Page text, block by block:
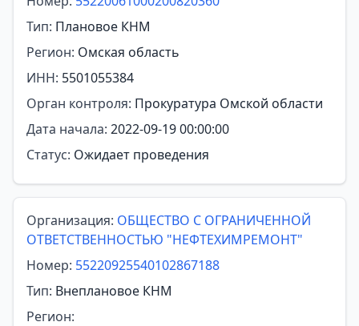
Тип: Плановое КНМ
Регион: Омская область
ИНН: 5501055384
Орган контроля: Прокуратура Омской области
Дата начала: 2022-09-19 00:00:00
Статус: Ожидает проведения
Организация: ОБЩЕСТВО С ОГРАНИЧЕННОЙ
ОТВЕТСТВЕННОСТЬЮ "НЕФТЕХИМРЕМОНТ"
Номер: 55220925540102867188
Тип: Внеплановое КНМ
Регион: